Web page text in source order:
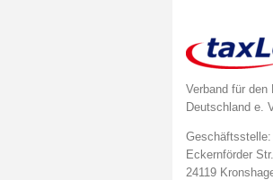
Verband für den
Deutschland e.
Geschäftsstelle:
Eckernförder
24119